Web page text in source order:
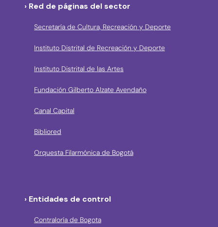
› Red de páginas del sector
Secretaría de Cultura, Recreación y Deporte
Instituto Distrital de Recreación y Deporte
Instituto Distrital de las Artes
Fundación Gilberto Alzate Avendaño
Canal Capital
Bibliored
Orquesta Filarmónica de Bogotá
› Entidades de control
Contraloría de Bogota